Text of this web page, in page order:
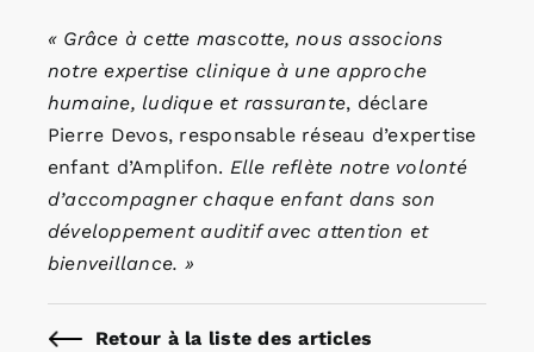
« Grâce à cette mascotte, nous associons
notre expertise clinique à une approche
humaine, ludique et rassurante, déclare
Pierre Devos, responsable réseau d’expertise
enfant d’Amplifon. Elle reflète notre volonté
d’accompagner chaque enfant dans son
développement auditif avec attention et
bienveillance. »
Retour à la liste des articles